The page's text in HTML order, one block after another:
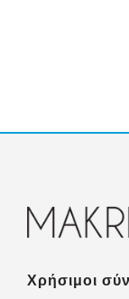
Χρήσιμοι